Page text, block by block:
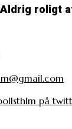
roligt
på